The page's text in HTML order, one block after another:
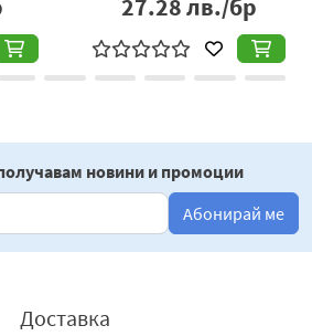
27.28лв./бр
новини и промоции
Абонирай ме
Доставка